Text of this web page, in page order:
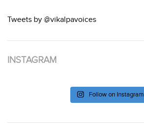
Tweets by @vikalpavoices
INSTAGRAM
Follow on Instagram